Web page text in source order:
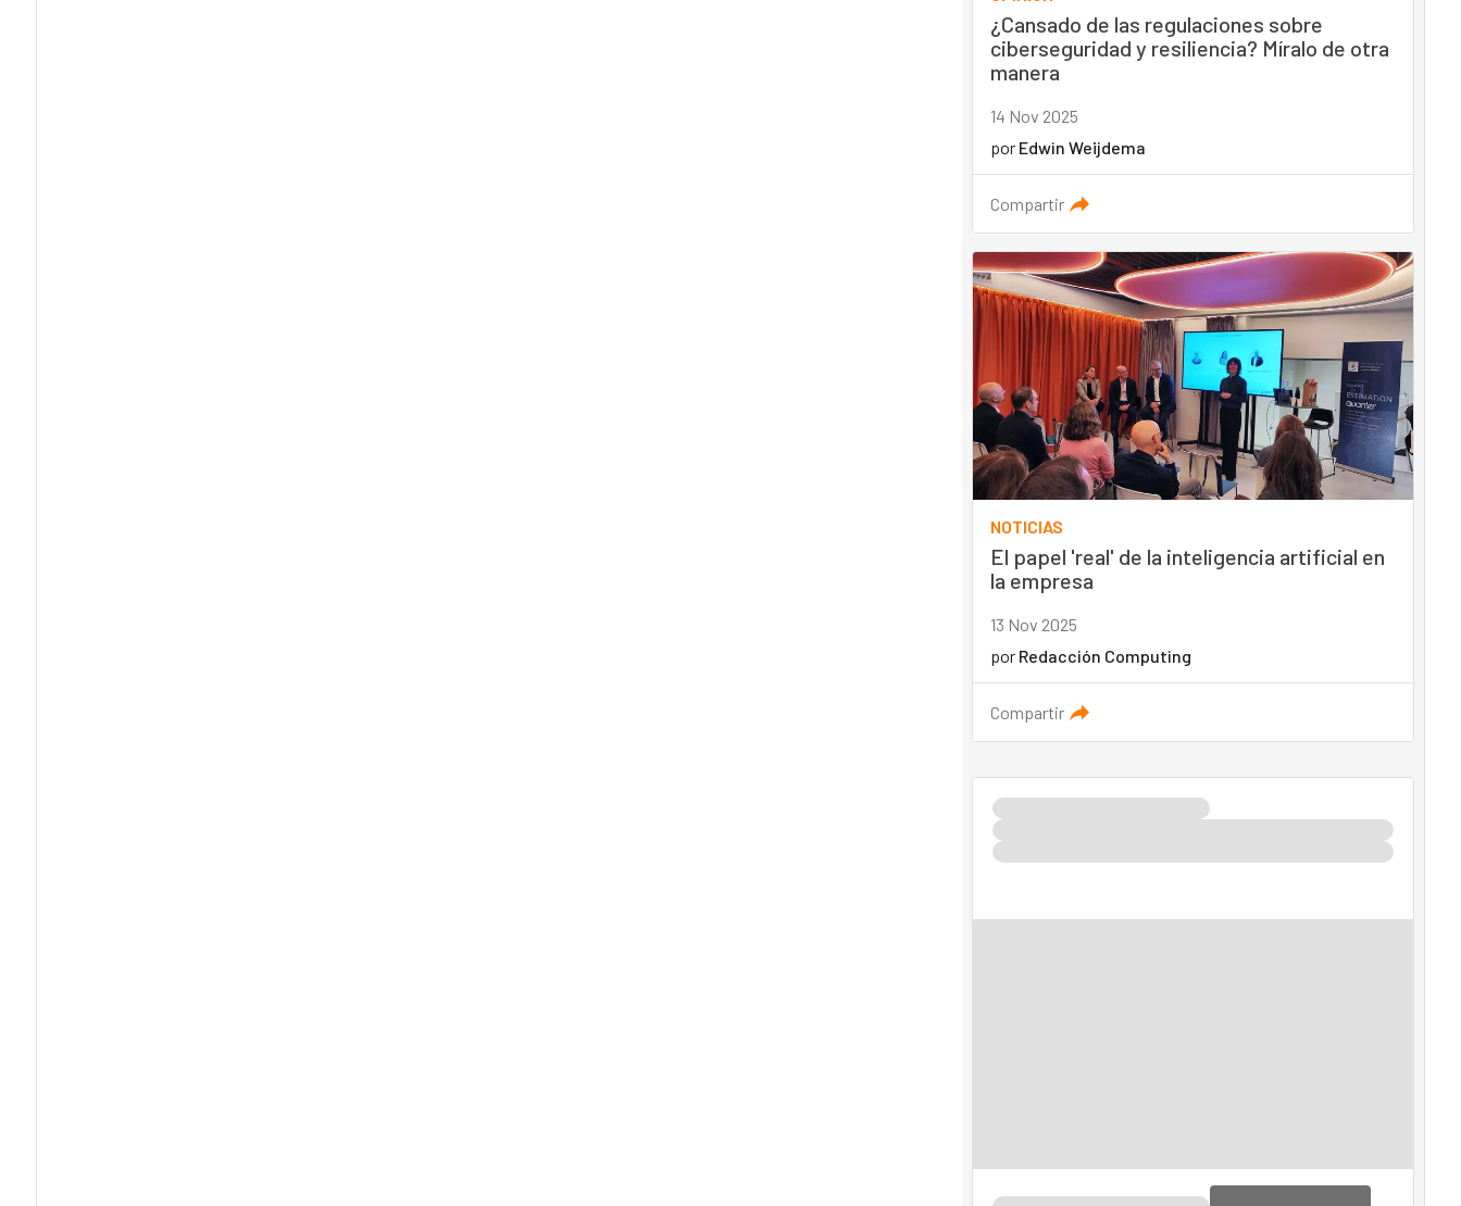
¿Cansado de las regulaciones sobre
ciberseguridad y resiliencia? Míralo de otra
manera
14 Nov 2025
por Edwin Weijdema
Compartir
NOTICIAS
El papel 'real' de la inteligencia artificial en
la empresa
13 Nov 2025
por Redacción Computing
Compartir